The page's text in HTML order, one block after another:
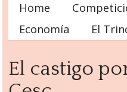
Main menu
Home
Economía
El
El castigo